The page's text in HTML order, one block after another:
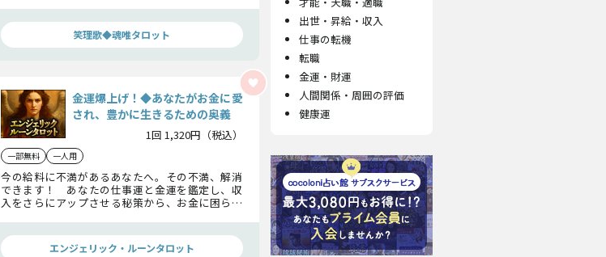
笑理歌◆魂唯タロット
金運爆上げ！◆あなたがお金に愛
され、豊かに生きるための奥義
1回 1,320円（税込）
一部無料 一人用
今の給料に不満があるあなたへ。その不満、解消
できます！ あなたの仕事運と金運を鑑定し、収
入をさらにアップさせる秘策から、お金に困らな
エンジェリック・ルーンタロット
出世・昇給・収入
仕事の転機
転職
金運・財運
人間関係・周囲の評価
健康運